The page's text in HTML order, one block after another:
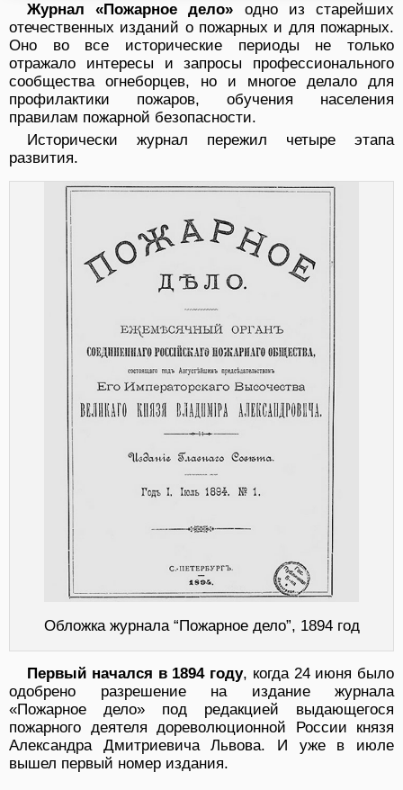
Журнал «Пожарное дело» одно из старейших
отечественных изданий о пожарных и для пожарных.
Оно во все исторические периоды не только
отражало интересы и запросы профессионального
сообщества огнеборцев, но и многое делало для
профилактики пожаров, обучения населения
правилам пожарной безопасности.
Исторически журнал пережил четыре этапа
развития.
Обложка журнала “Пожарное дело”, 1894 год
Первый начался в 1894 году, когда 24 июня было
одобрено разрешение на издание журнала
«Пожарное дело» под редакцией выдающегося
пожарного деятеля дореволюционной России князя
Александра Дмитриевича Львова. И уже в июле
вышел первый номер издания.